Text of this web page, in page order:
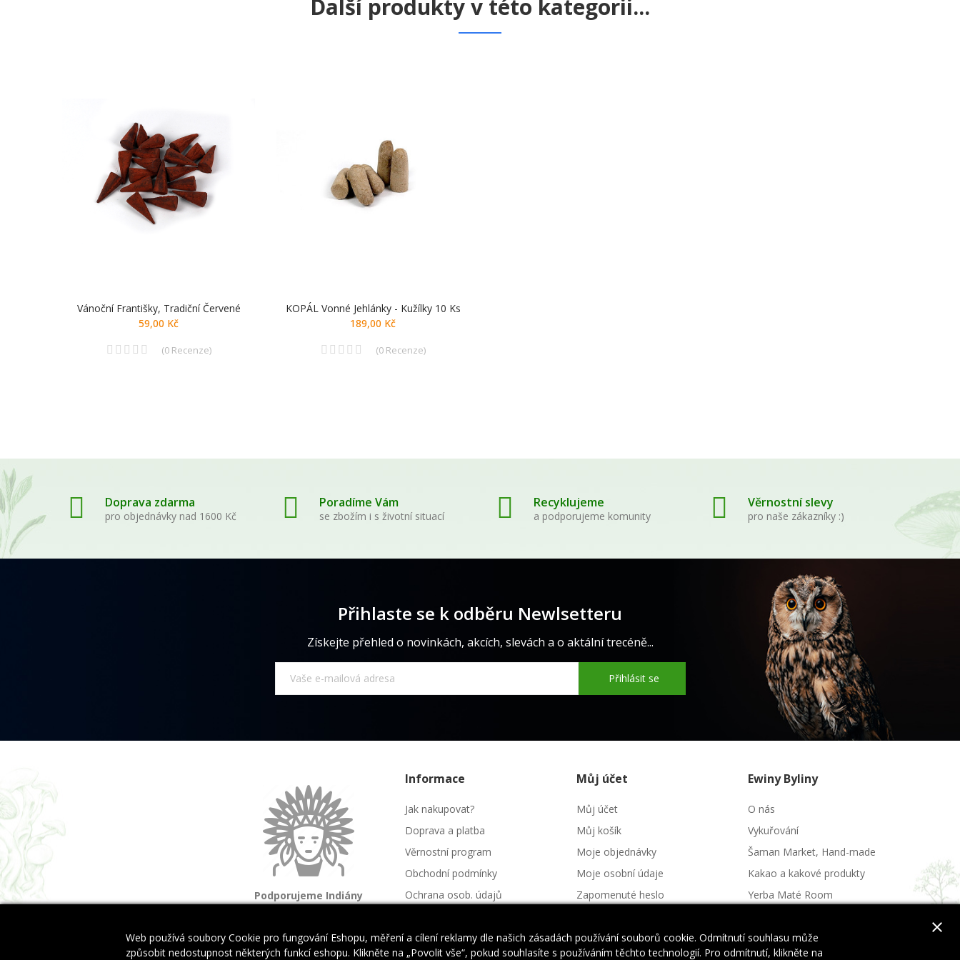
Další produkty v této kategorii...
Vánoční Františky, Tradiční Červené
59,00 Kč
(0Recenze)
KOPÁL Vonné Jehlánky - Kužílky 10 Ks
189,00 Kč
(0Recenze)
Doprava zdarma
pro objednávky nad 1600 Kč
Poradíme Vám
se zbožím i s životní situací
Recyklujeme
a podporujeme komunity
Věrnostní slevy
pro naše zákazníky :)
Přihlaste se k odběru Newlsetteru
Získejte přehled o novinkách, akcích, slevách a o aktální trecéně...
Přihlásit se
Podporujeme Indiány
a domorodé kmeny
Informace
Jak nakupovat?
Doprava a platba
Věrnostní program
Obchodní podmínky
Ochrana osob. údajů
Můj účet
Můj účet
Můj košík
Moje objednávky
Moje osobní údaje
Zapomenuté heslo
Ewiny Byliny
O nás
Vykuřování
Šaman Market, Hand-made
Kakao a kakové produkty
Yerba Maté Room
close
Web používá soubory Cookie pro fungování Eshopu, měření a cílení reklamy dle našich zásadách používání souborů cookie. Odmítnutí souhlasu může
způsobit nedostupnost některých funkcí eshopu. Klikněte na „Povolit vše“, pokud souhlasíte s používáním těchto technologií. Pro odmítnutí, klikněte na